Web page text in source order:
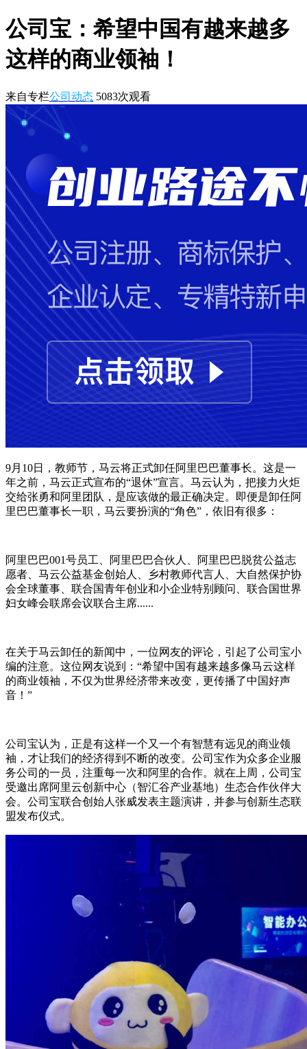
公司宝：希望中国有越来越多
这样的商业领袖！
来自专栏公司动态 5083次观看
9月10日，教师节，马云将正式卸任阿里巴巴董事长。这是一
年之前，马云正式宣布的“退休”宣言。马云认为，把接力火炬
交给张勇和阿里团队，是应该做的最正确决定。即便是卸任阿
里巴巴董事长一职，马云要扮演的“角色”，依旧有很多：
阿里巴巴001号员工、阿里巴巴合伙人、阿里巴巴脱贫公益志
愿者、马云公益基金创始人、乡村教师代言人、大自然保护协
会全球董事、联合国青年创业和小企业特别顾问、联合国世界
妇女峰会联席会议联合主席......
在关于马云卸任的新闻中，一位网友的评论，引起了公司宝小
编的注意。这位网友说到：“希望中国有越来越多像马云这样
的商业领袖，不仅为世界经济带来改变，更传播了中国好声
音！”
公司宝认为，正是有这样一个又一个有智慧有远见的商业领
袖，才让我们的经济得到不断的改变。公司宝作为众多企业服
务公司的一员，注重每一次和阿里的合作。就在上周，公司宝
受邀出席阿里云创新中心（智汇谷产业基地）生态合作伙伴大
会。公司宝联合创始人张威发表主题演讲，并参与创新生态联
盟发布仪式。